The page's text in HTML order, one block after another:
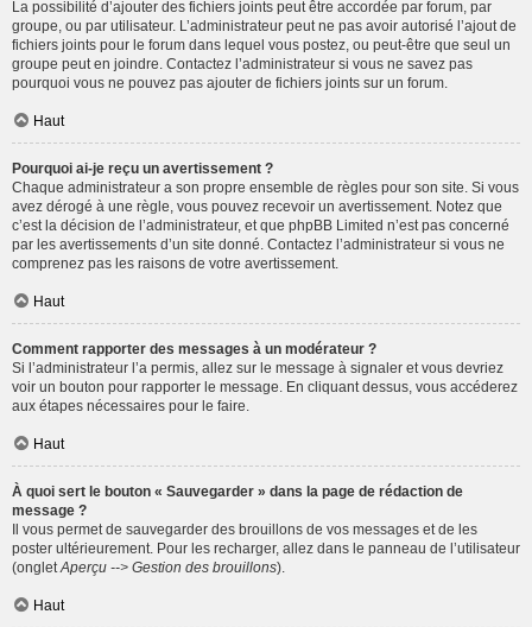
La possibilité d’ajouter des fichiers joints peut être accordée par forum, par
groupe, ou par utilisateur. L’administrateur peut ne pas avoir autorisé l’ajout de
fichiers joints pour le forum dans lequel vous postez, ou peut-être que seul un
groupe peut en joindre. Contactez l’administrateur si vous ne savez pas
pourquoi vous ne pouvez pas ajouter de fichiers joints sur un forum.
Haut
Pourquoi ai-je reçu un avertissement ?
Chaque administrateur a son propre ensemble de règles pour son site. Si vous
avez dérogé à une règle, vous pouvez recevoir un avertissement. Notez que
c’est la décision de l’administrateur, et que phpBB Limited n’est pas concerné
par les avertissements d’un site donné. Contactez l’administrateur si vous ne
comprenez pas les raisons de votre avertissement.
Haut
Comment rapporter des messages à un modérateur ?
Si l’administrateur l’a permis, allez sur le message à signaler et vous devriez
voir un bouton pour rapporter le message. En cliquant dessus, vous accéderez
aux étapes nécessaires pour le faire.
Haut
À quoi sert le bouton « Sauvegarder » dans la page de rédaction de
message ?
Il vous permet de sauvegarder des brouillons de vos messages et de les
poster ultérieurement. Pour les recharger, allez dans le panneau de l’utilisateur
(onglet Aperçu --> Gestion des brouillons).
Haut